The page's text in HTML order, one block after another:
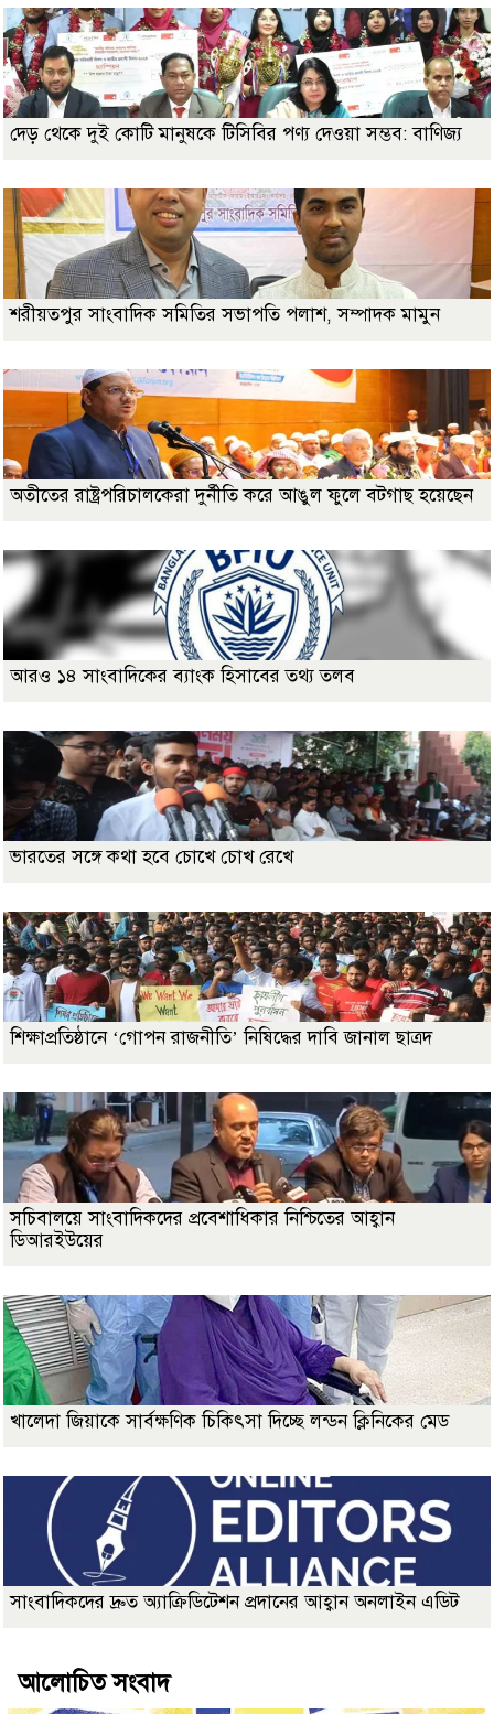
দেড় থেকে দুই কোটি মানুষকে টিসিবির পণ্য দেওয়া সম্ভব: বাণিজ্য
শরীয়তপুর সাংবাদিক সমিতির সভাপতি পলাশ, সম্পাদক মামুন
অতীতের রাষ্ট্রপরিচালকেরা দুর্নীতি করে আঙুল ফুলে বটগাছ হয়েছেন
আরও ১৪ সাংবাদিকের ব্যাংক হিসাবের তথ্য তলব
ভারতের সঙ্গে কথা হবে চোখে চোখ রেখে
শিক্ষাপ্রতিষ্ঠানে ‘গোপন রাজনীতি’ নিষিদ্ধের দাবি জানাল ছাত্রদ
সচিবালয়ে সাংবাদিকদের প্রবেশাধিকার নিশ্চিতের আহ্বান
ডিআরইউয়ের
খালেদা জিয়াকে সার্বক্ষণিক চিকিৎসা দিচ্ছে লন্ডন ক্লিনিকের মেড
সাংবাদিকদের দ্রুত অ্যাক্রিডিটেশন প্রদানের আহ্বান অনলাইন এডিট
আলোচিত সংবাদ